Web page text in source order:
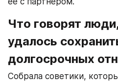
Что говорят
удалось
долгосрочных
Собрала советики,